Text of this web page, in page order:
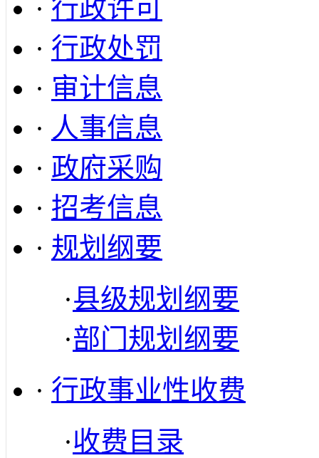
· 行政许可
· 行政处罚
· 审计信息
· 人事信息
· 政府采购
· 招考信息
· 规划纲要
·县级规划纲要
·部门规划纲要
· 行政事业性收费
·收费目录